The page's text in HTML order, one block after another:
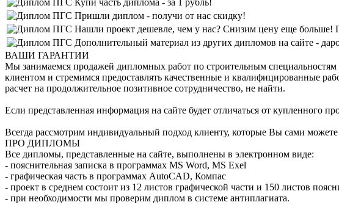
Купи часть диплома - за 1 рубль!
Пришли диплом - получи от нас скидку!
Нашли проект дешевле, чем у нас? Снизим цену еще больше!
Дополнительный материал из других дипломов на сайте -
ВАШИ ГАРАНТИИ
Мы занимаемся продажей дипломных работ по строительным
клиентом и стремимся предоставлять качественные и квалифицированные
расчет на продолжительное позитивное сотрудничество, не найти.
Если представленная информация на сайте будет отличаться от купленного
Всегда рассмотрим индивидуальный подход клиенту, которые Вы сами можете
ПРО ДИПЛОМЫ
Все дипломы, представленные на сайте, выполнены в электронном виде:
- пояснительная записка в программах MS Word, MS Exel
- графическая часть в программах AutoCAD, Компас
- проект в среднем состоит из 12 листов графической части и 150 листов
- при необходимости мы проверим диплом в системе антиплагиата.